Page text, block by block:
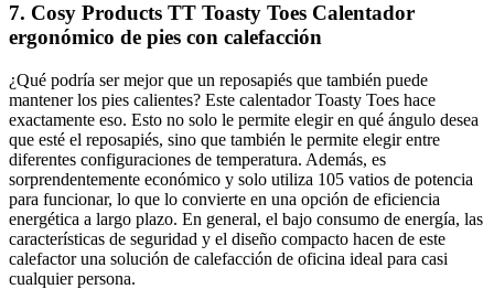
7. Cosy Products TT Toasty Toes Calentador
ergonómico de pies con calefacción
¿Qué podría ser mejor que un reposapiés que también puede
mantener los pies calientes? Este calentador Toasty Toes hace
exactamente eso. Esto no solo le permite elegir en qué ángulo desea
que esté el reposapiés, sino que también le permite elegir entre
diferentes configuraciones de temperatura. Además, es
sorprendentemente económico y solo utiliza 105 vatios de potencia
para funcionar, lo que lo convierte en una opción de eficiencia
energética a largo plazo. En general, el bajo consumo de energía, las
características de seguridad y el diseño compacto hacen de este
calefactor una solución de calefacción de oficina ideal para casi
cualquier persona.